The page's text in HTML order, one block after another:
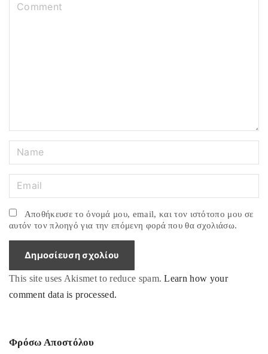
a
m
*
m
a
i
l
Αποθήκευσε το όνομά μου, email, και τον ιστότοπο μου σε
αυτόν τον πλοηγό για την επόμενη φορά που θα σχολιάσω.
This site uses Akismet to reduce spam.Learn how your
comment data is processed.
Φρόσω Αποστόλου